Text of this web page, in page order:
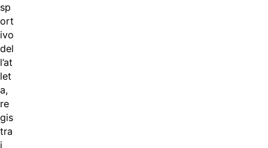
sp
ort
ivo
del
l’at
let
a,
re
gis
tra
i